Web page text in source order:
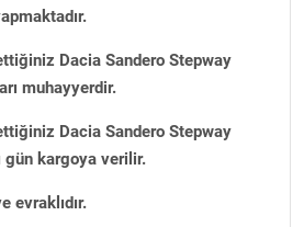
Dacia Sandero Stepway
muhayyerdir.
Dacia Sandero Stepway
gün kargoya verilir.
evraklıdır.